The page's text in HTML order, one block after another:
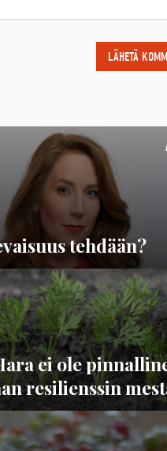
tehdään?
ei ole
resilienssin